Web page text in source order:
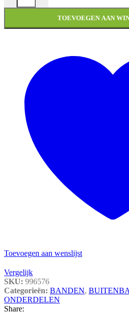
TOEVOEGEN AAN
Toevoegen aan wenslijst
Vergelijk
SKU: 996576
Categorieën: BANDEN,
ONDERDELEN
Share: